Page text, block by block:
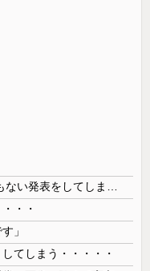
・・
」
てしまう・・・・・